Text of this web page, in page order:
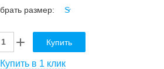
размер:
Купить
Купить в 1 клик